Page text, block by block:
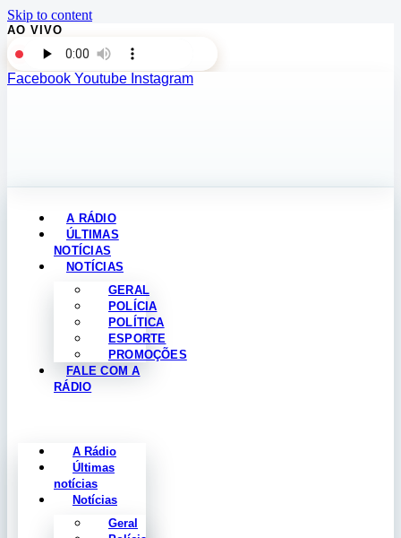
Skip to content
AO VIVO
Facebook Youtube Instagram
A RÁDIO
ÚLTIMAS
NOTÍCIAS
NOTÍCIAS
GERAL
POLÍCIA
POLÍTICA
ESPORTE
PROMOÇÕES
FALE COM A
RÁDIO
A Rádio
Últimas
notícias
Notícias
Geral